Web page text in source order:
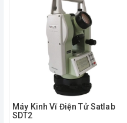
2. Đo góc:
- Hệ thống đọc: Bàn độ mã
- Độ chính xác : 5"
- Góc đọc nhỏ nhất : 10/20"
3. Hệ thống bù nghiêng: có.
Máy Kinh Vĩ Điện Tử Satlab
SDT2